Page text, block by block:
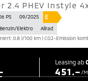
2.4 PHEV Instyle
PS 09/2025 E
Elektro
Allrad
0.8 l/100 km | CO2-Emission
Leasing ab
451.–/